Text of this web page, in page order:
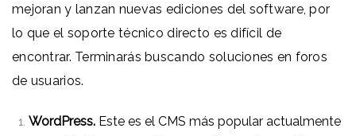
mejoran y lanzan nuevas ediciones del software, por
lo que el soporte técnico directo es difícil de
encontrar. Terminarás buscando soluciones en foros
de usuarios.
WordPress. Este es el CMS más popular actualmente